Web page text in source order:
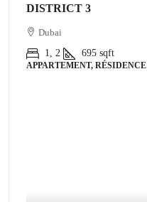
DISTRICT 3
Dubai
1, 2
695 sqft
APPARTEMENT, RÉSIDENCE